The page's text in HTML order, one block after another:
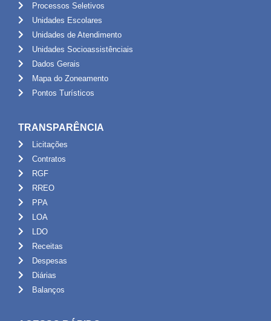
Processos Seletivos
Unidades Escolares
Unidades de Atendimento
Unidades Socioassistênciais
Dados Gerais
Mapa do Zoneamento
Pontos Turísticos
TRANSPARÊNCIA
Licitações
Contratos
RGF
RREO
PPA
LOA
LDO
Receitas
Despesas
Diárias
Balanços